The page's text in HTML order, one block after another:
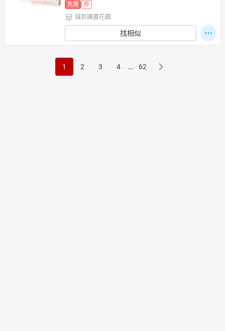
免運
券
城邦讀書花園
找相似
1 2 3 4 ... 62